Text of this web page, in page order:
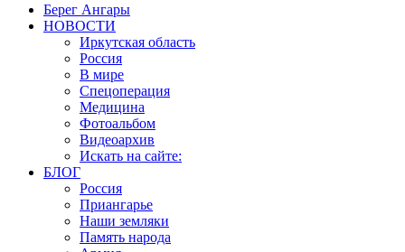
Берег Ангары
НОВОСТИ
Иркутская область
Россия
В мире
Спецоперация
Медицина
Фотоальбом
Видеоархив
Искать на сайте:
БЛОГ
Россия
Приангарье
Наши земляки
Память народа